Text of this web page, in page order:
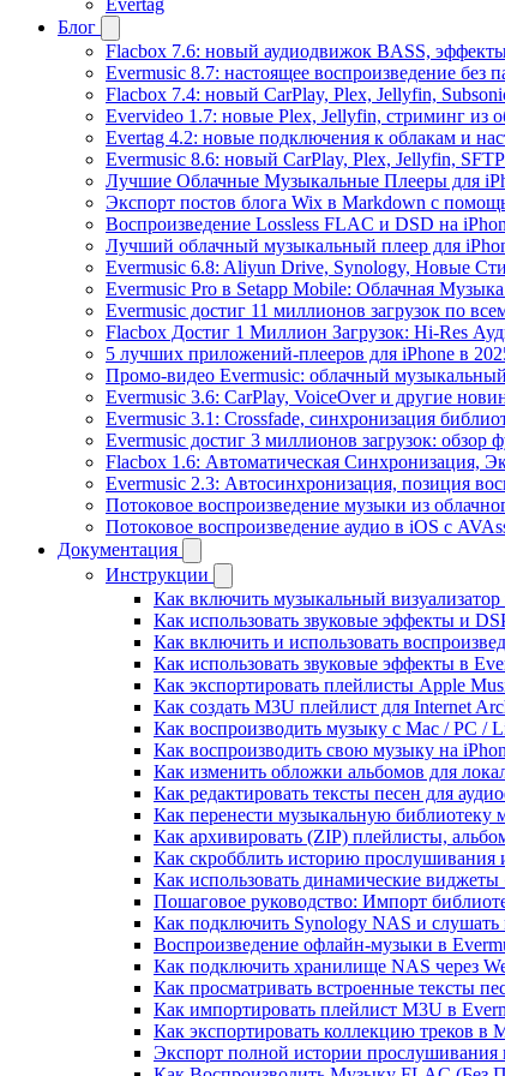
Evertag
Блог
Flacbox 7.6: новый аудиодвижок BASS,
Evermusic 8.7: настоящее воспроизведение без
Flacbox 7.4: новый CarPlay, Plex, Jellyfin,
Evervideo 1.7: новые Plex, Jellyfin, стриминг из
Evertag 4.2: новые подключения к облакам и
Evermusic 8.6: новый CarPlay, Plex, Jellyfin,
Лучшие Облачные Музыкальные Плееры для
Экспорт постов блога Wix в Markdown с
Воспроизведение Lossless FLAC и DSD на
Лучший облачный музыкальный плеер для
Evermusic 6.8: Aliyun Drive, Synology, Новые
Evermusic Pro в Setapp Mobile: Облачная
Evermusic достиг 11 миллионов загрузок по
Flacbox Достиг 1 Миллион Загрузок: Hi-Res
5 лучших приложений-плееров для iPhone в
Промо-видео Evermusic: облачный
Evermusic 3.6: CarPlay, VoiceOver и другие
Evermusic 3.1: Crossfade, синхронизация
Evermusic достиг 3 миллионов загрузок: обзор
Flacbox 1.6: Автоматическая Синхронизация,
Evermusic 2.3: Автосинхронизация, позиция
Потоковое воспроизведение музыки из
Потоковое воспроизведение аудио в iOS с
Документация
Инструкции
Как включить музыкальный
Как использовать звуковые эффекты и
Как включить и использовать
Как использовать звуковые эффекты в
Как экспортировать плейлисты Apple
Как создать M3U плейлист для Internet
Как воспроизводить музыку с Mac / PC
Как воспроизводить свою музыку на
Как изменить обложки альбомов для
Как редактировать тексты песен для
Как перенести музыкальную библиотеку
Как архивировать (ZIP) плейлисты,
Как скробблить историю прослушивания
Как использовать динамические
Пошаговое руководство: Импорт
Как подключить Synology NAS и
Воспроизведение офлайн-музыки в
Как подключить хранилище NAS через
Как просматривать встроенные тексты
Как импортировать плейлист M3U в
Как экспортировать коллекцию треков
Экспорт полной истории прослушивания